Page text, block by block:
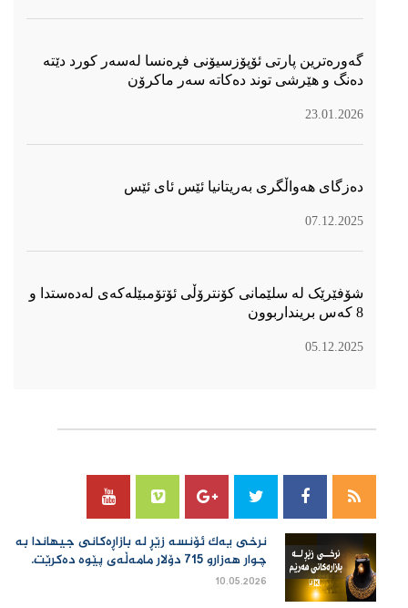
گەورەترین پارتی ئۆپۆزسیۆنی فڕەنسا لەسەر كورد دێتە
دەنگ و هێرشی توند دەكاتە سەر ماكرۆن
23.01.2026
دەزگای هەواڵگری بەریتانیا ئێس ئای ئێس
07.12.2025
شۆفێرێک لە سلێمانی کۆنترۆڵی ئۆتۆمبێلەکەی لەدەستدا و
8 کەس برینداربوون
05.12.2025
نرخی یەك ئۆنسە زێڕ لە بازاڕەكانی جیهاندا بە
چوار هەزارو 715 دۆلار مامەڵەی پێوە دەكرێت.
10.05.2026